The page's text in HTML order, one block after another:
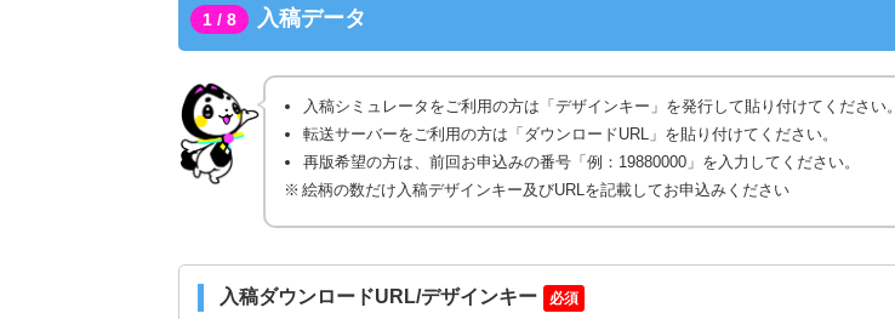
1 / 8 入稿データ
入稿シミュレータをご利用の方は「デザインキー」を発行して貼り付けてください。
転送サーバーをご利用の方は「ダウンロードURL」を貼り付けてください。
再版希望の方は、前回お申込みの番号「例：19880000」を入力してください。
絵柄の数だけ入稿デザインキー及びURLを記載してお申込みください
入稿ダウンロードURL/デザインキー 必須